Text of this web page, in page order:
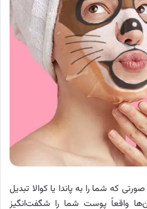
که شما را به پاندا یا کوالا تبدیل
واقعاً پوست شما را شگفت‌انگیز